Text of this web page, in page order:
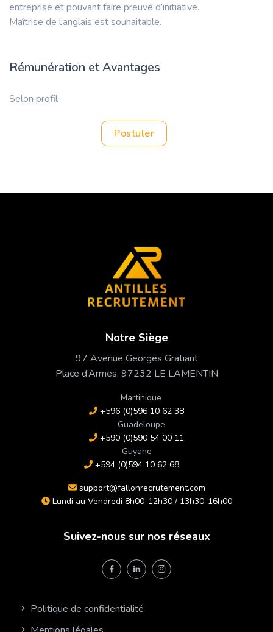
entreprise et pouvant faire preuve d’initiative.
Maîtrise de l’anglais est souhaitable.
Rémunération et Avantages
Selon profil
Postuler
Notre Siège
97 Avenue Georges Gratiant
Place d’Armes, 97232 LE LAMENTIN
Martinique
+596 (0)596 10 62 38
Guadeloupe
+590 (0)590 54 00 11
Guyane
+594 (0)594 10 62 68
support@fallonrecrutement.com
Lundi au Vendredi 8h00-12h30 / 13h30-16h00
Suivez-nous sur nos réseaux
Politique de confidentialité